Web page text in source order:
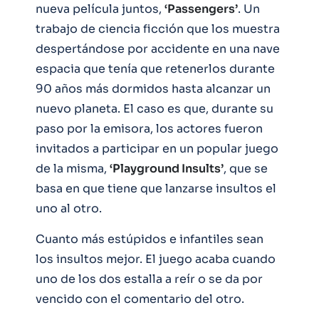
nueva película juntos, ‘Passengers’. Un
trabajo de ciencia ficción que los muestra
despertándose por accidente en una nave
espacia que tenía que retenerlos durante
90 años más dormidos hasta alcanzar un
nuevo planeta. El caso es que, durante su
paso por la emisora, los actores fueron
invitados a participar en un popular juego
de la misma, ‘Playground Insults’, que se
basa en que tiene que lanzarse insultos el
uno al otro.
Cuanto más estúpidos e infantiles sean
los insultos mejor. El juego acaba cuando
uno de los dos estalla a reír o se da por
vencido con el comentario del otro.